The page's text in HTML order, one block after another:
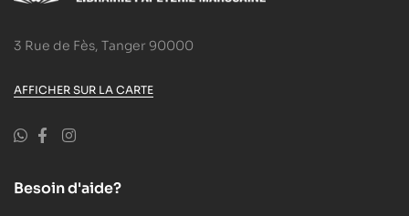
3 Rue de Fès, Tanger 90000
AFFICHER SUR LA CARTE
Besoin d'aide?